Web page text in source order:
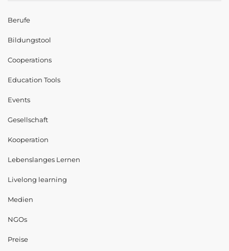
Berufe
Bildungstool
Cooperations
Education Tools
Events
Gesellschaft
Kooperation
Lebenslanges Lernen
Livelong learning
Medien
NGOs
Preise